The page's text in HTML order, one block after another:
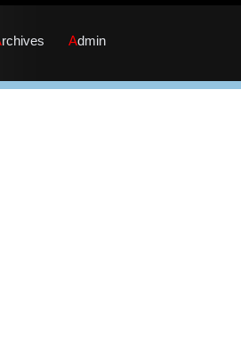
Archives Admin